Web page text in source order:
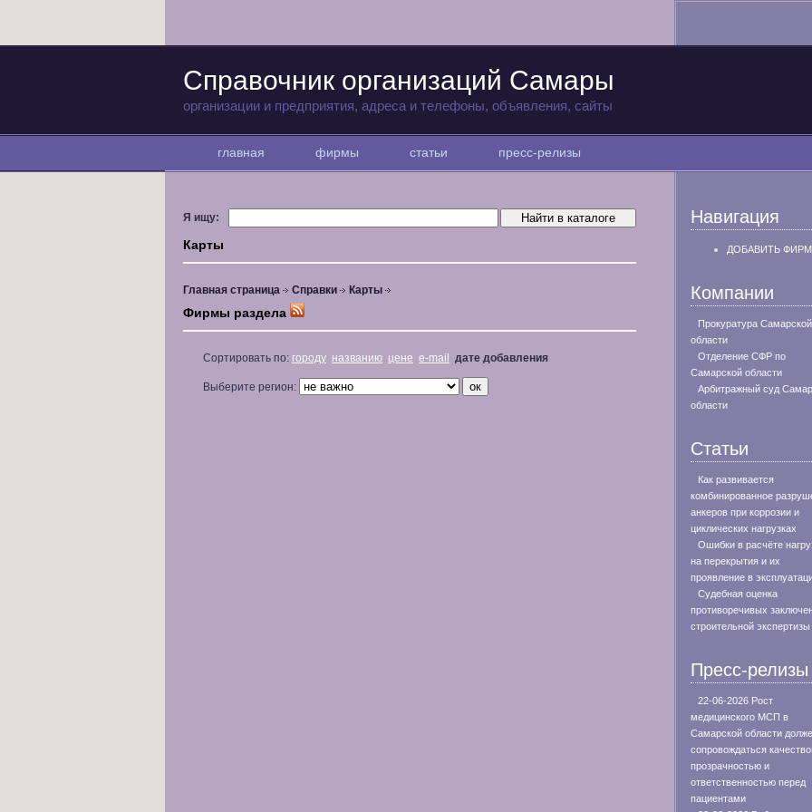
Справочник организаций Самары
организации и предприятия, адреса и телефоны, объявления, сайты
главная фирмы статьи пресс-релизы
Я ищу:
Карты
Главная страница Справки Карты
Фирмы раздела
Сортировать по: городу названию цене e-mail дате добавления
Выберите регион:
Навигация
ДОБАВИТЬ
Компании
Прокуратура Самарской
области
Отделение СФР по
Самарской области
Арбитражный суд
области
Статьи
Как развивается
комбинированное
анкеров при коррозии и
циклических нагрузках
Ошибки в расчёте
на перекрытия и их
проявление в
Судебная оценка
противоречивых
строительной экспертизы
Пресс-релизы
22-06-2026 Рост
медицинского МСП в
Самарской области
сопровождаться
прозрачностью и
ответственностью перед
пациентами